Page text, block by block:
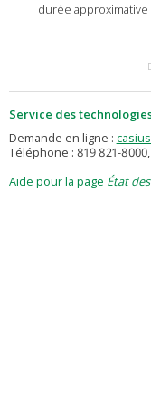
durée
Service des
Demande en ligne :
Téléphone : 819 821-
Aide pour la page État